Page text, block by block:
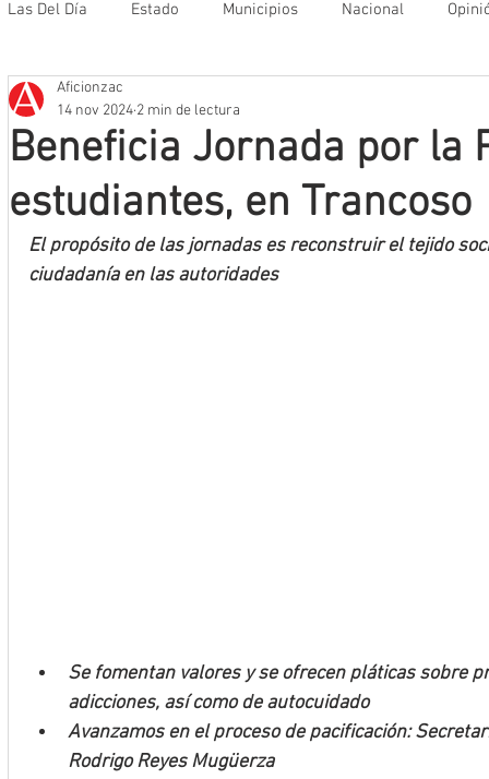
Las Del Día Estado Municipios Nacional
Que no se olvide
Mineros LNBP
Beneficia Jornada por la
estudiantes, en Trancoso
Aficionzac
14 nov 2024 2 min de lectura
El propósito de las jornadas es reconstruir el tejido
ciudadanía en las autoridades
Se fomentan valores y se ofrecen pláticas sobre
adicciones, así como de autocuidado
Avanzamos en el proceso de pacificación:
Rodrigo Reyes Mugüerza